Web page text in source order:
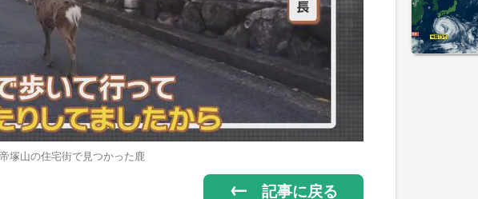
塚山の住宅街で見つかった鹿
記事に戻る